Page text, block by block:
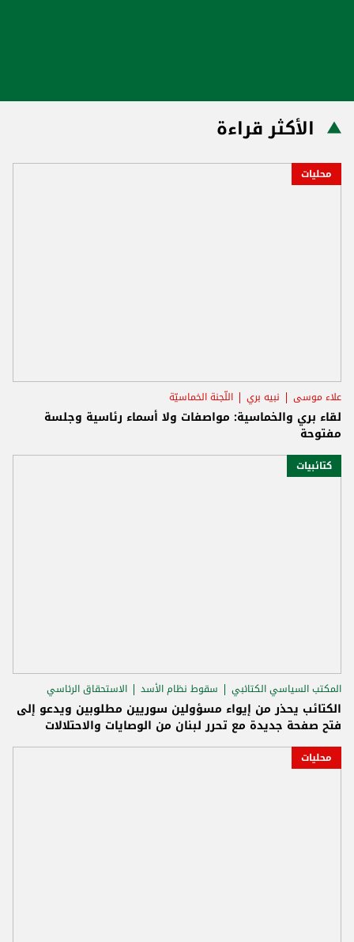
الأكثر قراءة
محليات
علاء موسى نبيه بري اللّجنة الخماسيّة
لقاء بري والخماسية: مواصفات ولا أسماء رئاسية وجلسة
مفتوحة
كتائبيات
المكتب السياسي الكتائبي سقوط نظام الأسد الاستحقاق الرئاسي
الكتائب يحذر من إيواء مسؤولين سوريين مطلوبين ويدعو إلى
فتح صفحة جديدة مع تحرر لبنان من الوصايات والاحتلالات
محليات